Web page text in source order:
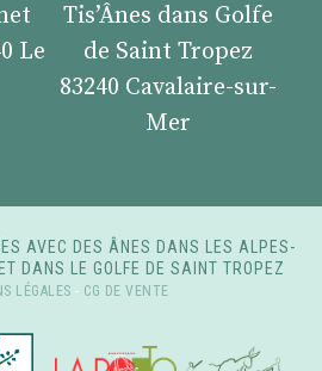
Le
Tis’Ânes dans Golfe
de Saint Tropez
83240 Cavalaire-sur-
Mer
AVEC DES ÂNES DANS LES ALPES-
DANS LE GOLFE DE SAINT TROPEZ
LÉGALES - CG DE VENTE